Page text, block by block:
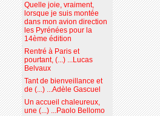
Quelle joie, vraiment,
lorsque je suis montée
dans mon avion direction
les Pyrénées pour la
14ème édition
Rentré à Paris et
pourtant, (...) ...Lucas
Belvaux
Tant de bienveillance et
de (...) ...Adèle Gascuel
Un accueil chaleureux,
une (...) ...Paolo Bellomo